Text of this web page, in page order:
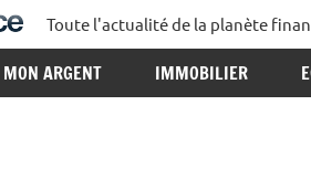
Le
Blog
Toute l'actualité de la planète
MON ARGENT IMMOBILIER